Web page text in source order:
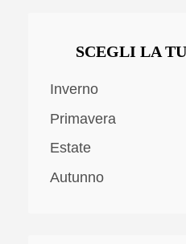
SCEGLI LA
Inverno
Primavera
Estate
Autunno